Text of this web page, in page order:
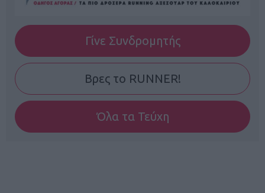
Γίνε Συνδρομητής
Βρες το RUNNER!
Όλα τα Τεύχη